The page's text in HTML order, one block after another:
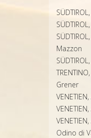
Mazzon
Grener
Odino di